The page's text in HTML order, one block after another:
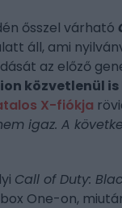
ősszel várható
áll, ami
az előző
közvetlenül
X-fiókja
igaz. A
Call of Duty:
One-on,